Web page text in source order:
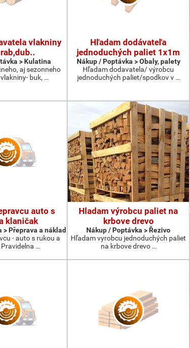
vlakniny
> Kulatina
aj sezonneho
buk, …
Hľadam dodávateľa
jednoduchých paliet 1x1m
Nákup / Poptávka > Obaly, palety
Hľadam dodavatela/ výrobcu
jednoduchých paliet/spodkov v …
auto s
klaničak
> Přeprava a náklad
- auto s rukou a
…
Hladam výrobcu paliet na
krbove drevo
Nákup / Poptávka > Řezivo
Hľadam vyrobcu jednoduchých paliet
na krbove drevo …